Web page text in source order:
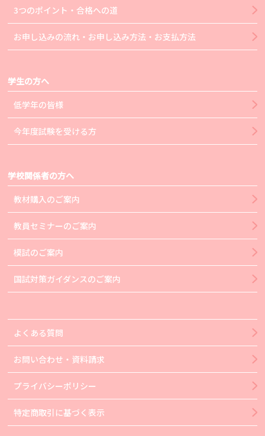
3つのポイント・合格への道
お申し込みの流れ・お申し込み方法・お支払方法
学生の方へ
低学年の皆様
今年度試験を受ける方
学校関係者の方へ
教材購入のご案内
教員セミナーのご案内
模試のご案内
国試対策ガイダンスのご案内
よくある質問
お問い合わせ・資料請求
プライバシーポリシー
特定商取引に基づく表示